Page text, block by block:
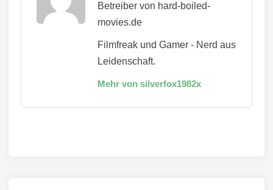
Betreiber von hard-boiled-
movies.de
Filmfreak und Gamer - Nerd aus
Leidenschaft.
Mehr von silverfox1982x